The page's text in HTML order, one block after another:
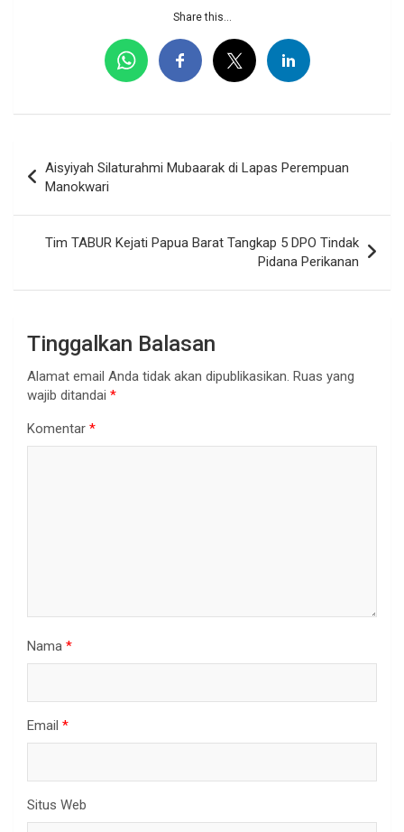
Share this...
pos
Aisyiyah Silaturahmi Mubaarak di Lapas Perempuan
Manokwari
Tim TABUR Kejati Papua Barat Tangkap 5 DPO Tindak
Pidana Perikanan
Tinggalkan Balasan
Alamat email Anda tidak akan dipublikasikan. Ruas yang
wajib ditandai *
Komentar *
Nama *
Email *
Situs Web